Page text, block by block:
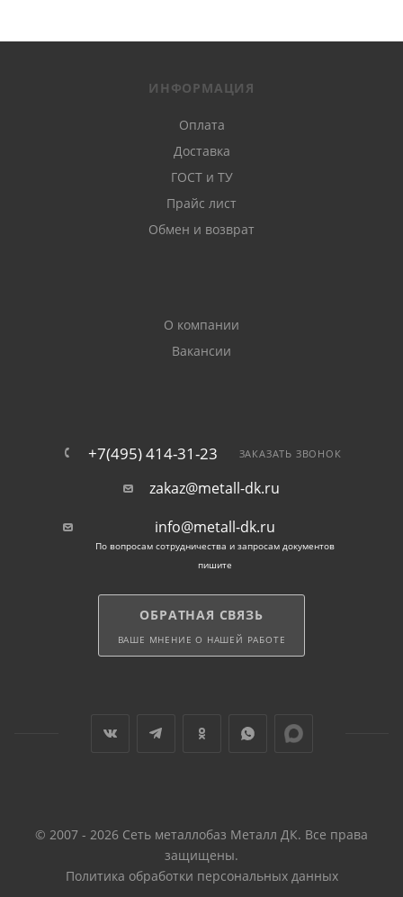
ИНФОРМАЦИЯ
Оплата
Доставка
ГОСТ и ТУ
Прайс лист
Обмен и возврат
О компании
Вакансии
+7(495) 414-31-23 ЗАКАЗАТЬ ЗВОНОК
zakaz@metall-dk.ru
info@metall-dk.ru
По вопросам сотрудничества и запросам документов
пишите
ОБРАТНАЯ СВЯЗЬ
ВАШЕ МНЕНИЕ О НАШЕЙ РАБОТЕ
© 2007 - 2026 Сеть металлобаз Металл ДК. Все права
защищены.
Политика обработки персональных данных